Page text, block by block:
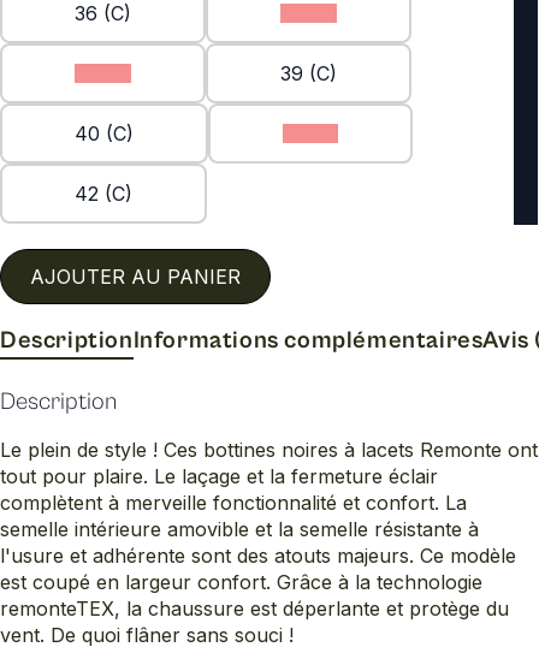
36 (C)
39 (C)
40 (C)
42 (C)
AJOUTER AU PANIER
DescriptionInformations complémentairesAvis
Description
Le plein de style ! Ces bottines noires à lacets Remonte ont
tout pour plaire. Le laçage et la fermeture éclair
complètent à merveille fonctionnalité et confort. La
semelle intérieure amovible et la semelle résistante à
l'usure et adhérente sont des atouts majeurs. Ce modèle
est coupé en largeur confort. Grâce à la technologie
remonteTEX, la chaussure est déperlante et protège du
vent. De quoi flâner sans souci !